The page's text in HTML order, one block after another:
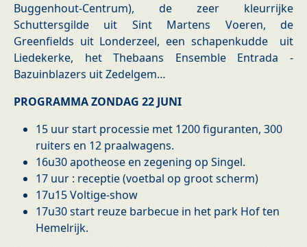
Buggenhout-Centrum), de zeer kleurrijke
Schuttersgilde uit Sint Martens Voeren, de
Greenfields uit Londerzeel, een schapenkudde uit
Liedekerke, het Thebaans Ensemble Entrada -
Bazuinblazers uit Zedelgem…
PROGRAMMA ZONDAG 22 JUNI
15 uur start processie met 1200 figuranten, 300
ruiters en 12 praalwagens.
16u30 apotheose en zegening op Singel.
17 uur : receptie (voetbal op groot scherm)
17u15 Voltige-show
17u30 start reuze barbecue in het park Hof ten
Hemelrijk.